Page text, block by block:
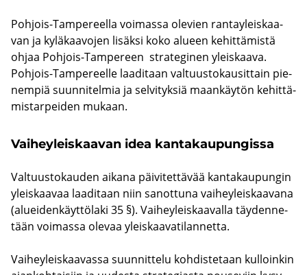
Pohjois-​Tampereella voi­mas­sa ole­vien ran­tay­leis­kaa­
van ja ky­lä­kaa­vo­jen li­säk­si koko alu­een ke­hit­tä­mis­tä
ohjaa Pohjois-​Tampereen stra­te­gi­nen yleis­kaa­va.
Pohjois-​Tampereelle laa­di­taan val­tuus­to­kausit­tain pie­
nem­piä suun­ni­tel­mia ja sel­vi­tyk­siä maan­käy­tön ke­hit­tä­
mis­tar­pei­den mu­kaan.
Vai­hey­leis­kaa­van idea kan­ta­kau­pun­gis­sa
Val­tuus­to­kau­den ai­ka­na päi­vi­tet­tä­vää kan­ta­kau­pun­gin
yleis­kaa­vaa laa­di­taan niin sa­not­tu­na vai­hey­leis­kaa­va­na
(aluei­den­käyt­tö­la­ki 35 §). Vai­hey­leis­kaa­val­la täy­den­ne­
tään voi­mas­sa ole­vaa yleis­kaa­va­ti­lan­net­ta.
Vai­hey­leis­kaa­vas­sa suun­nit­te­lu koh­dis­te­taan kul­loin­kin